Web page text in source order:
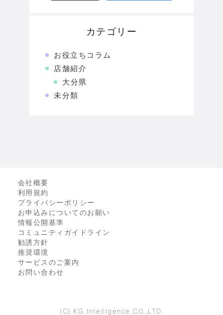
カテゴリー
お役立ちコラム
店舗紹介
大分県
未分類
会社概要
利用規約
プライバシーポリシー
お申込みについてのお願い
情報公開基準
コミュニティガイドライン
勧誘方針
推奨環境
サービスのご案内
お問い合わせ
(C) KG Intelligence CO.,LTD.